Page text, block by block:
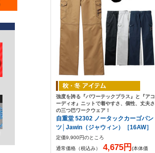
強度を誇る『パワーテックプラス』と『アコ
ーディオ』ニットで着やすさ、個性、丈夫さ
の三つ巴ワークウェア！
自重堂 52302 ノータックカーゴパン
ツ│Jawin（ジャウィン）［16AW］
定価9,900円のところ
通常価格（税込み）
4,675円(本体価